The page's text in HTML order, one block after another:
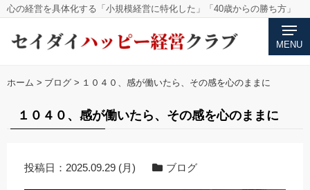
心の経営を具体化する「小規模経営に特化した」「40歳からの勝ち方」
MENU
ホーム > ブログ > １０４０、感が働いたら、その感を心のままに
１０４０、感が働いたら、その感を心のままに
投稿日： 2025.09.29 (月) ブログ